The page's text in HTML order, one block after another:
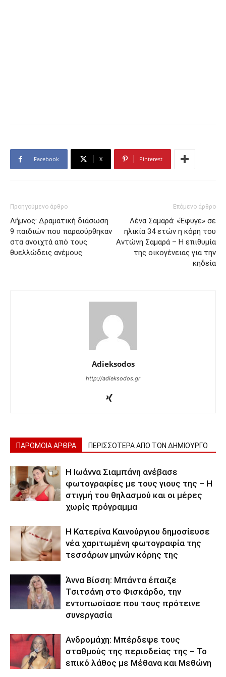
Facebook X Pinterest
Προηγούμενο άρθρο
Λήμνος: Δραματική διάσωση
9 παιδιών που παρασύρθηκαν
στα ανοιχτά από τους
θυελλώδεις ανέμους
Επόμενο άρθρο
Λένα Σαμαρά: «Έφυγε» σε
ηλικία 34 ετών η κόρη του
Αντώνη Σαμαρά – Η επιθυμία
της οικογένειας για την
κηδεία
Adieksodos
http://adieksodos.gr
ΠΑΡΟΜΟΙΑ ΑΡΘΡΑ ΠΕΡΙΣΣΟΤΕΡΑ ΑΠΟ ΤΟΝ ΔΗΜΙΟΥΡΓΟ
H Ιωάννα Σιαμπάνη ανέβασε
φωτογραφίες με τους γιους της – Η
στιγμή του θηλασμού και οι μέρες
χωρίς πρόγραμμα
Η Κατερίνα Καινούργιου δημοσίευσε
νέα χαριτωμένη φωτογραφία της
τεσσάρων μηνών κόρης της
Άννα Βίσση: Μπάντα έπαιζε
Τσιτσάνη στο Φισκάρδο, την
εντυπωσίασε που τους πρότεινε
συνεργασία
Ανδρομάχη: Μπέρδεψε τους
σταθμούς της περιοδείας της – Το
επικό λάθος με Μέθανα και Μεθώνη